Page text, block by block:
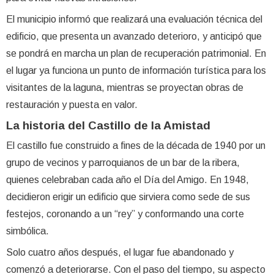
El municipio informó que realizará una evaluación técnica del
edificio, que presenta un avanzado deterioro, y anticipó que
se pondrá en marcha un plan de recuperación patrimonial. En
el lugar ya funciona un punto de información turística para los
visitantes de la laguna, mientras se proyectan obras de
restauración y puesta en valor.
La historia del Castillo de la Amistad
El castillo fue construido a fines de la década de 1940 por un
grupo de vecinos y parroquianos de un bar de la ribera,
quienes celebraban cada año el Día del Amigo. En 1948,
decidieron erigir un edificio que sirviera como sede de sus
festejos, coronando a un “rey” y conformando una corte
simbólica.
Solo cuatro años después, el lugar fue abandonado y
comenzó a deteriorarse. Con el paso del tiempo, su aspecto